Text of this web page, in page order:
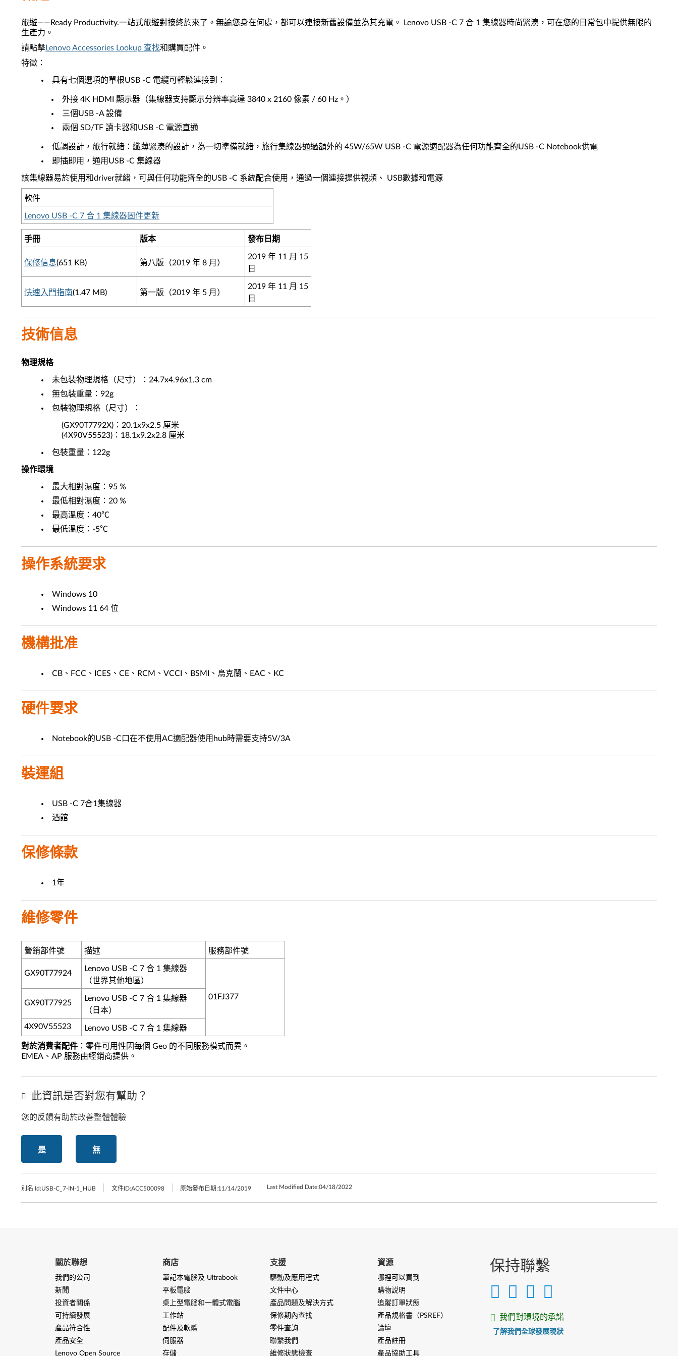
旅遊——Ready Productivity.一站式旅遊對接終於來了。無論您身在何處，都可以連接新舊設備並為其充電。 Lenovo USB -C 7 合 1 集線器時尚緊湊，可在您的日常包中提供無限的
生產力。
請點擊Lenovo Accessories Lookup 查找和購買配件。
特徵：
具有七個選項的單根USB -C 電纜可輕鬆連接到：
外接 4K HDMI 顯示器（集線器支持顯示分辨率高達 3840 x 2160 像素 / 60 Hz。）
三個USB -A 設備
兩個 SD/TF 讀卡器和USB -C 電源直通
低調設計，旅行就緒：纖薄緊湊的設計，為一切準備就緒，旅行集線器通過額外的 45W/65W USB -C 電源適配器為任何功能齊全的USB -C Notebook供電
即插即用，通用USB -C 集線器
該集線器易於使用和driver就緒，可與任何功能齊全的USB -C 系統配合使用，通過一個連接提供視頻、 USB數據和電源
軟件
Lenovo USB -C 7 合 1 集線器固件更新
手冊 版本 發布日期
保修信息(651 KB) 第八版（2019 年 8 月）
2019 年 11 月 15
日
快速入門指南(1.47 MB) 第一版（2019 年 5 月）
2019 年 11 月 15
日
技術信息
物理規格
未包裝物理規格（尺寸）：24.7x4.96x1.3 cm
無包裝重量：92g
包裝物理規格（尺寸）：
(GX90T7792X)：20.1x9x2.5 厘米
(4X90V55523)：18.1x9.2x2.8 厘米
包裝重量：122g
操作環境
最大相對濕度：95 %
最低相對濕度：20 %
最高溫度：40℃
最低溫度：-5℃
操作系統要求
Windows 10
Windows 11 64 位
機構批准
CB、FCC、ICES、CE、RCM、VCCI、BSMI、烏克蘭、EAC、KC
硬件要求
Notebook的USB -C口在不使用AC適配器使用hub時需要支持5V/3A
裝運組
USB -C 7合1集線器
酒館
保修條款
1年
維修零件
營銷部件號 描述 服務部件號
GX90T77924
Lenovo USB -C 7 合 1 集線器
（世界其他地區）
01FJ377
GX90T77925
Lenovo USB -C 7 合 1 集線器
（日本）
4X90V55523
Lenovo USB -C 7 合 1 集線器
對於消費者配件 ：零件可用性因每個 Geo 的不同服務模式而異。
EMEA、AP 服務由經銷商提供。
此資訊是否對您有幫助？
您的反饋有助於改善整體體驗
是 無
別名 Id:USB-C_7-IN-1_HUB 文件ID:ACC500098 原始發布日期:11/14/2019 Last Modified Date:04/18/2022
保持聯繫
我們對環境的承諾
了解我們全球發展現狀
關於聯想
我們的公司
新聞
投資者關係
可持續發展
產品符合性
產品安全
Lenovo Open Source
商店
筆記本電腦及 Ultrabook
平板電腦
桌上型電腦和一體式電腦
工作站
配件及軟體
伺服器
存儲
支援
驅動及應用程式
文件中心
產品問題及解決方式
保修期內查找
零件查詢
聯繫我們
維修狀態檢查
資源
哪裡可以買到
購物説明
追蹤訂單狀態
產品規格書（PSREF）
論壇
產品註冊
產品協助工具